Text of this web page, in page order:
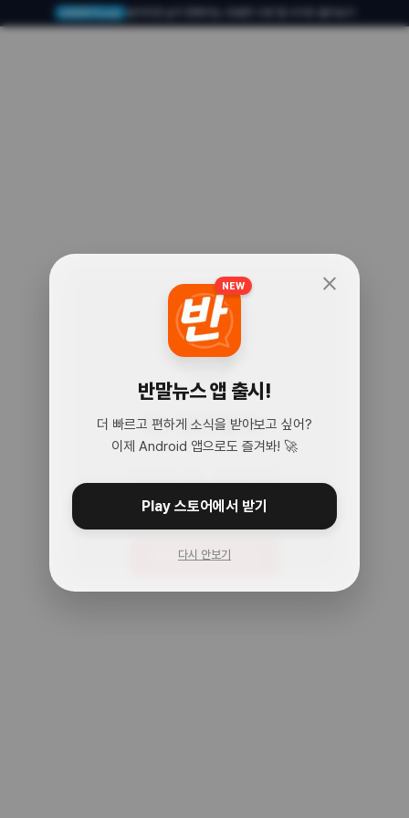
🧐
어? 여기 맞아?
주소를 다시 확인해봐!
메인으로 돌아가기
close
NEW
반말뉴스 앱 출시!
더 빠르고 편하게 소식을 받아보고 싶어?
이제 Android 앱으로도 즐겨봐! 🚀
Play 스토어에서 받기
다시 안보기